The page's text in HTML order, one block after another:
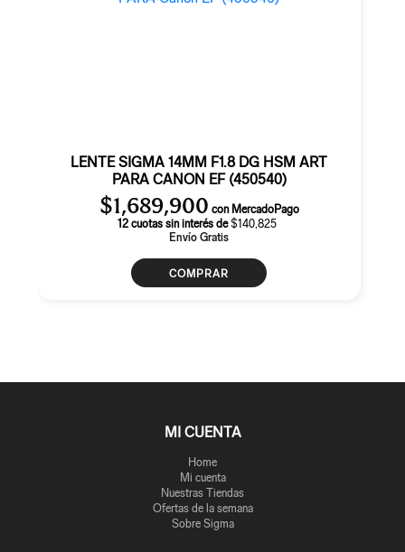
LENTE SIGMA 14MM F1.8 DG HSM ART
PARA CANON EF (450540)
$1,689,900 con MercadoPago
12 cuotas sin interés de$140,825
Envío Gratis
COMPRAR
MI CUENTA
Home
Mi cuenta
Nuestras Tiendas
Ofertas de la semana
Sobre Sigma